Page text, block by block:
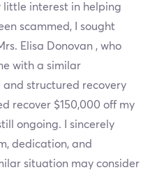
little interest in helping
scammed, I sought
Elisa Donovan , who
with a similar
and structured recovery
recover $150,000 off my
ongoing. I sincerely
dedication, and
situation may consider